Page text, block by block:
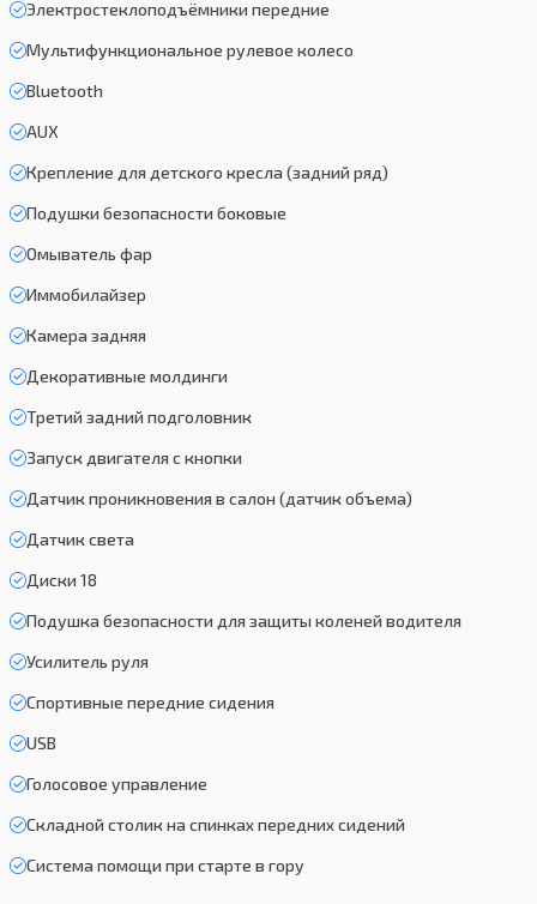
Электростеклоподъёмники передние
Мультифункциональное рулевое колесо
Bluetooth
AUX
Крепление для детского кресла (задний ряд)
Подушки безопасности боковые
Омыватель фар
Иммобилайзер
Камера задняя
Декоративные молдинги
Третий задний подголовник
Запуск двигателя с кнопки
Датчик проникновения в салон (датчик объема)
Датчик света
Диски 18
Подушка безопасности для защиты коленей водителя
Усилитель руля
Спортивные передние сидения
USB
Голосовое управление
Складной столик на спинках передних сидений
Система помощи при старте в гору